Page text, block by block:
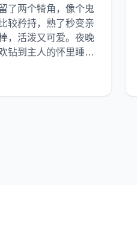
了两个犄角，像个鬼
较矜持，熟了秒变亲
，活泼又可爱。夜晚
钻到主人的怀里睡，
前，秒变小舔狗！展
挑食。